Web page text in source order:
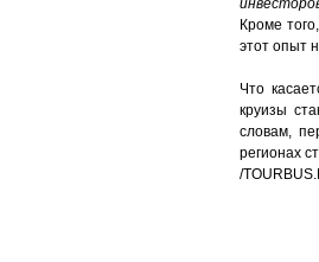
Кроме
этот опыт
Что
круизы
словам,
регионах
/